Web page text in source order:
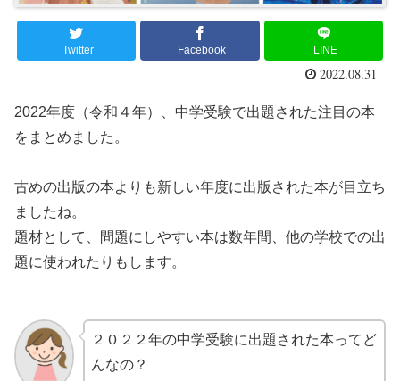
Twitter Facebook LINE
2022.08.31
2022年度（令和４年）、中学受験で出題された注目の本
をまとめました。
古めの出版の本よりも新しい年度に出版された本が目立ち
ましたね。
題材として、問題にしやすい本は数年間、他の学校での出
題に使われたりもします。
２０２２年の中学受験に出題された本ってど
んなの？